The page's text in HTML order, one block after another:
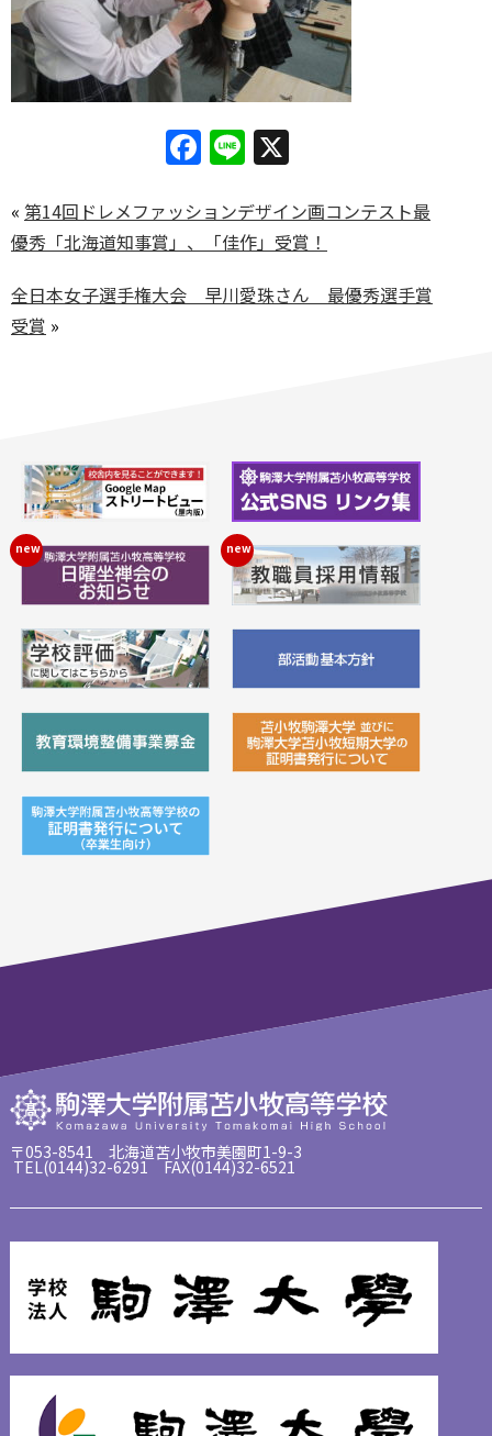
Facebook
Line
« 第14回ドレメファッションデザイン画コンテスト最
優秀「北海道知事賞」、「佳作」受賞！
全日本女子選手権大会 早川愛珠さん 最優秀選手賞
受賞 »
〒053-8541 北海道苫小牧市美園町1-9-3
TEL(0144)32-6291 FAX(0144)32-6521